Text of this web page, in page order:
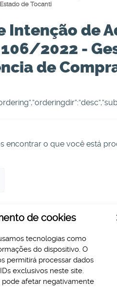
de cookies
tecnologias como
do dispositivo. O
permitirá processar dados
exclusivos neste site.
afetar negativamente
de Tocanti
Intenção de
2022 -
de
encontrar o que você está